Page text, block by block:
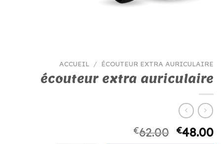
ACCUEIL / ÉCOUTEUR EXTRA AURICULAIRE
écouteur extra auriculaire
€62.00 €48.00